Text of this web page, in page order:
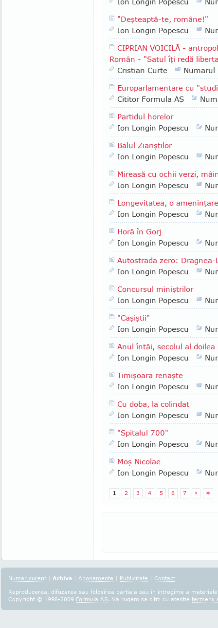
"Deşteaptă-te, române!"
Ion Longin Popescu
CIPRIAN VOICILĂ -
Român - "Satul îţi redă
Cristian Curte
Numarul
Europarlamentare cu
Cititor Formula AS
Partidul horelor
Ion Longin Popescu
Balul Ziariştilor
Ion Longin Popescu
Mireasă cu ochii verzi,
Ion Longin Popescu
Longevitatea, o ameninţare
Ion Longin Popescu
Horă în Gorj
Ion Longin Popescu
Autostrada zero: Dragnea-
Ion Longin Popescu
Concursul miniştrilor
Ion Longin Popescu
"Caşiştii"
Ion Longin Popescu
Anul întâi, secolul al doilea
Ion Longin Popescu
Timişoara renaşte
Ion Longin Popescu
Cu doba, la colindat
Ion Longin Popescu
"Spitalul 700"
Ion Longin Popescu
Moş Nicolae
Ion Longin Popescu
1 2 3 4 5 6 7 › »
Numar curent | Arhiva | Abonamente | Publicitate | Contact
Reproducerea, difuzarea sau folosirea partiala sau in intregime a
Copyright © 1998-2009 Formula AS. Va rugam sa cititi cu atentie termenii